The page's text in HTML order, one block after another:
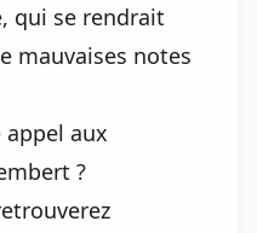
qui se rendrait
mauvaises notes
aux
?